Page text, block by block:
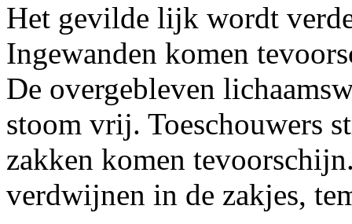
Het gevilde lijk wordt
Ingewanden komen
De overgebleven
stoom vrij. Toeschouwers
zakken komen
verdwijnen in de zakjes,